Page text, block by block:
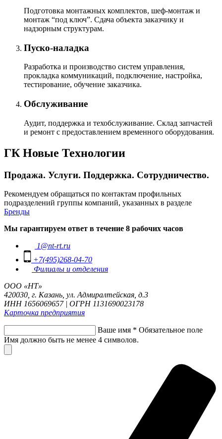
Подготовка монтажных комплектов, шеф-монтаж и
монтаж “под ключ”. Сдача объекта заказчику и
надзорным структурам.
Пуско-наладка
Разработка и производство систем управления,
прокладка коммуникаций, подключение, настройка,
тестирование, обучение заказчика.
Обслуживание
Аудит, поддержка и техобслуживание. Склад запчастей
и ремонт с предоставлением временного оборудования.
ГК Новые Технологии
Продажа. Услуги. Поддержка. Сотрудничество.
Рекомендуем обращаться по контактам профильных
подразделений группы компаний, указанных в разделе
Бренды
Мы гарантируем ответ в течение 8 рабочих часов
1@nt-rt.ru
+7(495)268-04-70
Филиалы и отделения
ООО «НТ»
420030, г. Казань, ул. Адмиралтейская, д.3
ИНН 1656069657 | ОГРН 1131690023178
Карточка предприятия
Ваше имя * Обязательное поле
Имя должно быть не менее 4 символов.